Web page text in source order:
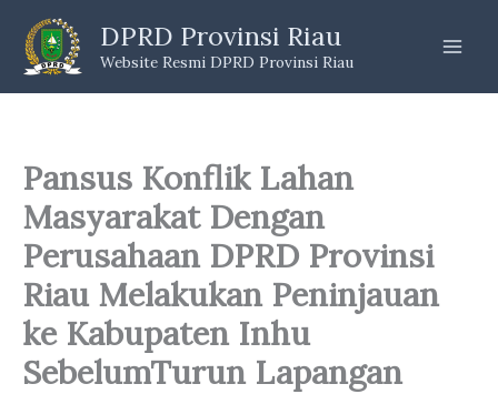
content
DPRD Provinsi Riau
Website Resmi DPRD Provinsi Riau
Pansus Konflik Lahan
Masyarakat Dengan
Perusahaan DPRD Provinsi
Riau Melakukan Peninjauan
ke Kabupaten Inhu
SebelumTurun Lapangan